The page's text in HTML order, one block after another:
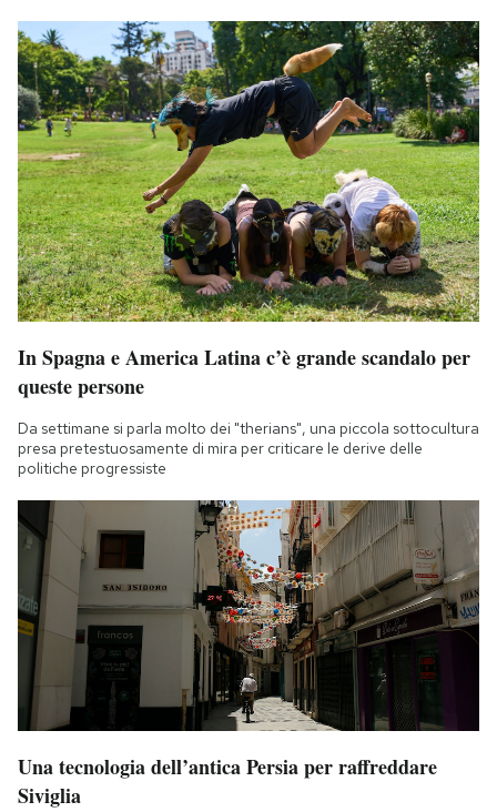
In Spagna e America Latina c’è grande scandalo per
queste persone
Da settimane si parla molto dei "therians", una piccola sottocultura
presa pretestuosamente di mira per criticare le derive delle
politiche progressiste
Una tecnologia dell’antica Persia per raffreddare
Siviglia